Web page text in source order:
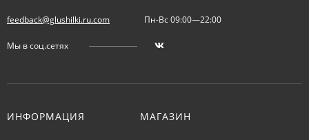
feedback@glushilki.ru.com Пн-Вс 09:00—22:00
Мы в соц.сетях
ИНФОРМАЦИЯ МАГАЗИН